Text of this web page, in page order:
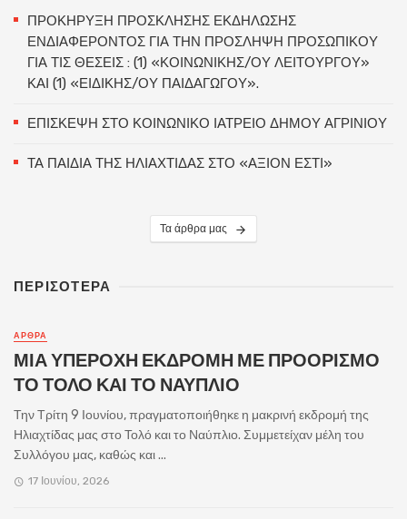
ΠΡΟΚΗΡΥΞΗ ΠΡΟΣΚΛΗΣΗΣ ΕΚΔΗΛΩΣΗΣ
ΕΝΔΙΑΦΕΡΟΝΤΟΣ ΓΙΑ ΤΗΝ ΠΡΟΣΛΗΨΗ ΠΡΟΣΩΠΙΚΟΥ
ΓΙΑ ΤΙΣ ΘΕΣΕΙΣ : (1) «ΚΟΙΝΩΝΙΚΗΣ/ΟΥ ΛΕΙΤΟΥΡΓΟΥ»
ΚΑΙ (1) «ΕΙΔΙΚΗΣ/ΟΥ ΠΑΙΔΑΓΩΓΟΥ».
ΕΠΙΣΚΕΨΗ ΣΤΟ ΚΟΙΝΩΝΙΚΟ ΙΑΤΡΕΙΟ ΔΗΜΟΥ ΑΓΡΙΝΙΟΥ
ΤΑ ΠΑΙΔΙΑ ΤΗΣ ΗΛΙΑΧΤΙΔΑΣ ΣΤΟ «ΑΞΙΟΝ ΕΣΤΙ»
Τα άρθρα μας
ΠΕΡΙΣΟΤΕΡΑ
ΑΡΘΡΑ
ΜΙΑ ΥΠΕΡΟΧΗ ΕΚΔΡΟΜΗ ΜΕ ΠΡΟΟΡΙΣΜΟ
ΤΟ ΤΟΛΟ ΚΑΙ ΤΟ ΝΑΥΠΛΙΟ
Την Τρίτη 9 Ιουνίου, πραγματοποιήθηκε η μακρινή εκδρομή της
Ηλιαχτίδας μας στο Τολό και το Ναύπλιο. Συμμετείχαν μέλη του
Συλλόγου μας, καθώς και ...
17 Ιουνίου, 2026